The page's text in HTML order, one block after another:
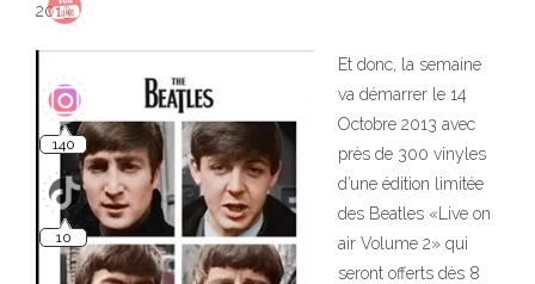
2013.
Et donc, la semaine
va démarrer le 14
Octobre 2013 avec
près de 300 vinyles
d’une édition limitée
des Beatles «Live on
air Volume 2» qui
seront offerts dès 8
10